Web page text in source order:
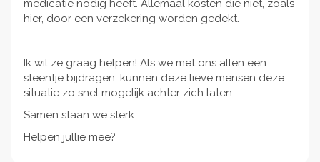
medicatie nodig heeft. Allemaal kosten die niet, zoals
hier, door een verzekering worden gedekt.
Ik wil ze graag helpen! Als we met ons allen een
steentje bijdragen, kunnen deze lieve mensen deze
situatie zo snel mogelijk achter zich laten.
Samen staan we sterk.
Helpen jullie mee?